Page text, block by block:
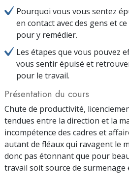
Pourquoi vous vous sentez
en contact avec des gens et
pour y remédier.
Les étapes que vous pouvez
vous sentir épuisé et
pour le travail.
Présentation du cours
Chute de productivité,
tendues entre la direction et la
incompétence des cadres et
autant de fléaux qui ravagent le
donc pas étonnant que pour
travail soit source de surmenage